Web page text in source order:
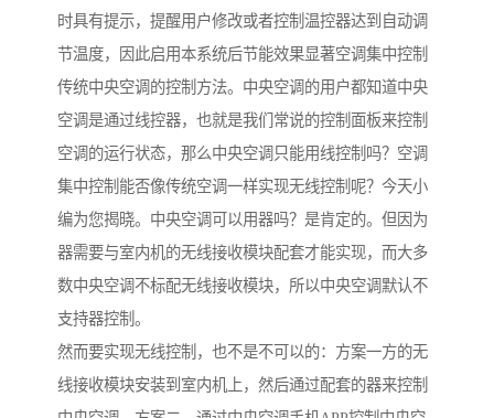
时具有提示，提醒用户修改或者控制温控器达到自动调
节温度，因此启用本系统后节能效果显著空调集中控制
传统中央空调的控制方法。中央空调的用户都知道中央
空调是通过线控器，也就是我们常说的控制面板来控制
空调的运行状态，那么中央空调只能用线控制吗？空调
集中控制能否像传统空调一样实现无线控制呢？今天小
编为您揭晓。中央空调可以用器吗？是肯定的。但因为
器需要与室内机的无线接收模块配套才能实现，而大多
数中央空调不标配无线接收模块，所以中央空调默认不
支持器控制。
然而要实现无线控制，也不是不可以的：方案一方的无
线接收模块安装到室内机上，然后通过配套的器来控制